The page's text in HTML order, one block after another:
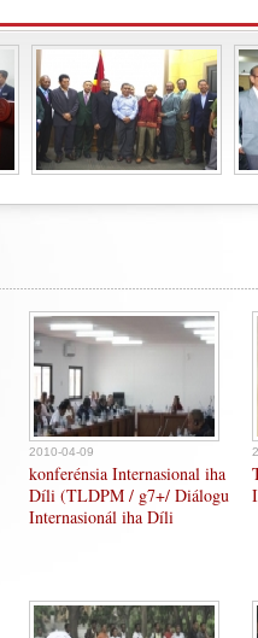
2010-04-09
konferénsia Internasional iha
Díli (TLDPM / g7+/ Diálogu
Internasionál iha Díli